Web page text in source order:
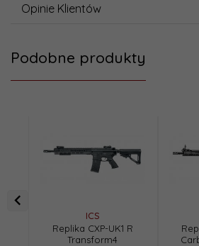
Opinie Klientów
Podobne produkty
ICS
Replika CXP-UK1 R
Transform4